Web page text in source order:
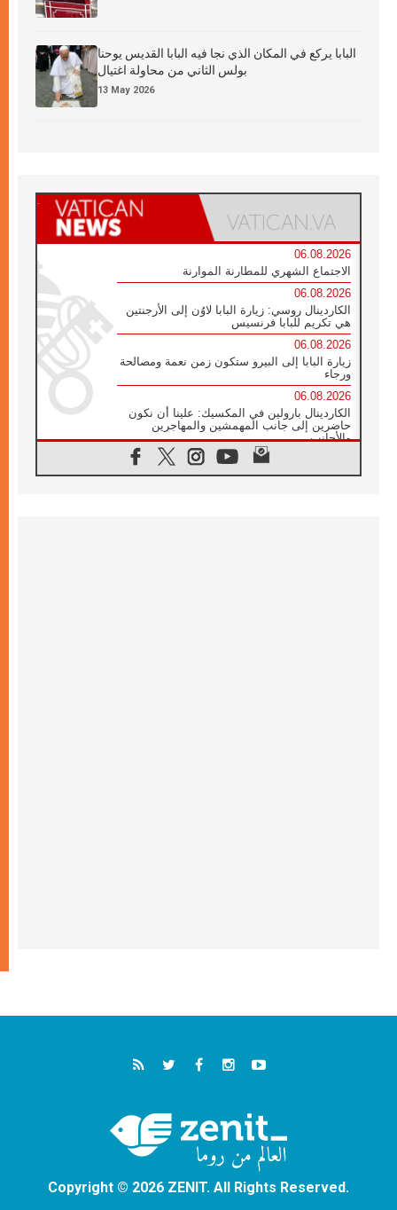
البابا يركع في المكان الذي نجا فيه البابا القديس يوحنا
بولس الثاني من محاولة اغتيال
13 May 2026
06.08.2026
الاجتماع الشهري للمطارنة الموارنة
06.08.2026
الكاردينال روسي: زيارة البابا لاوُن إلى الأرجنتين
هي تكريم للبابا فرنسيس
06.08.2026
زيارة البابا إلى البيرو ستكون زمن نعمة ومصالحة
ورجاء
06.08.2026
الكاردينال بارولين في المكسيك: علينا أن نكون
حاضرين إلى جانب المهمشين والمهاجرين
والأجانب
البابا لاوُن الرابع عشر للشباب في أسيزي:
Copyright © 2026 ZENIT. All Rights Reserved.